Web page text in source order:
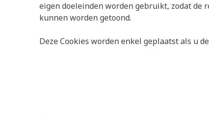
eigen doeleinden worden gebruikt, zodat de
kunnen worden getoond.
Deze Cookies worden enkel geplaatst als u